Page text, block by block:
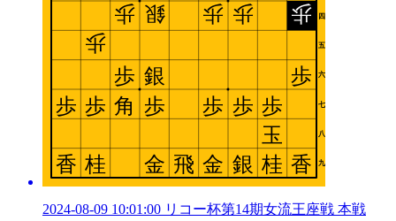
2024-08-09 10:01:00 リコー杯第14期女流王座戦 本戦